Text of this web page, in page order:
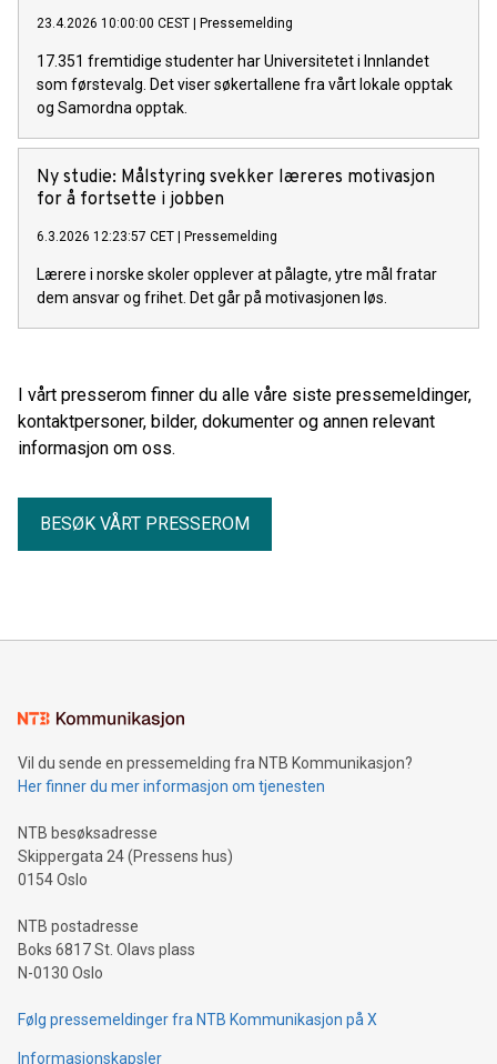
23.4.2026 10:00:00 CEST | Pressemelding
17.351 fremtidige studenter har Universitetet i Innlandet
som førstevalg. Det viser søkertallene fra vårt lokale opptak
og Samordna opptak.
Ny studie: Målstyring svekker læreres motivasjon
for å fortsette i jobben
6.3.2026 12:23:57 CET | Pressemelding
Lærere i norske skoler opplever at pålagte, ytre mål fratar
dem ansvar og frihet. Det går på motivasjonen løs.
I vårt presserom finner du alle våre siste pressemeldinger,
kontaktpersoner, bilder, dokumenter og annen relevant
informasjon om oss.
BESØK VÅRT PRESSEROM
Vil du sende en pressemelding fra NTB Kommunikasjon?
Her finner du mer informasjon om tjenesten
NTB besøksadresse
Skippergata 24 (Pressens hus)
0154 Oslo
NTB postadresse
Boks 6817 St. Olavs plass
N-0130 Oslo
Følg pressemeldinger fra NTB Kommunikasjon på X
Informasjonskapsler